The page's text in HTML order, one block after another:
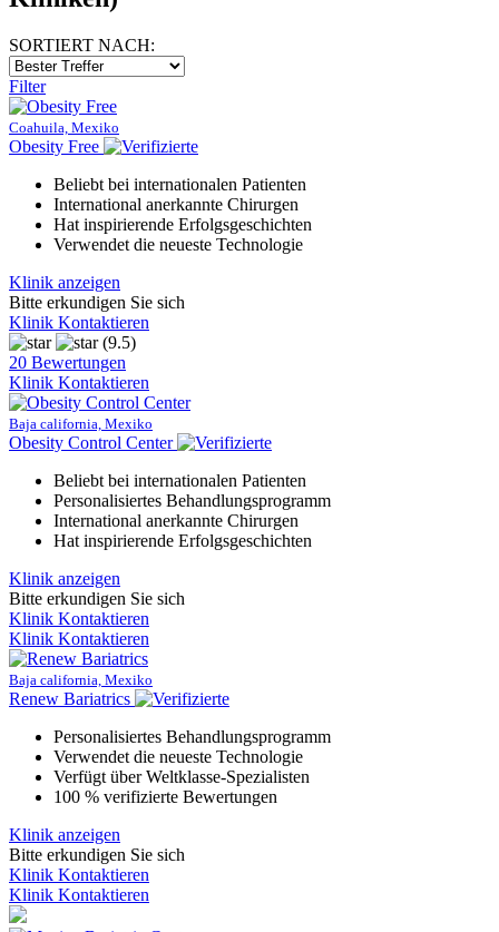
SORTIERT NACH:
Filter
Coahuila, Mexiko
Obesity Free
Beliebt bei internationalen Patienten
International anerkannte Chirurgen
Hat inspirierende Erfolgsgeschichten
Verwendet die neueste Technologie
Klinik anzeigen
Bitte erkundigen Sie sich
Klinik Kontaktieren
(9.5)
20 Bewertungen
Klinik Kontaktieren
Baja california, Mexiko
Obesity Control Center
Beliebt bei internationalen Patienten
Personalisiertes Behandlungsprogramm
International anerkannte Chirurgen
Hat inspirierende Erfolgsgeschichten
Klinik anzeigen
Bitte erkundigen Sie sich
Klinik Kontaktieren
Klinik Kontaktieren
Baja california, Mexiko
Renew Bariatrics
Personalisiertes Behandlungsprogramm
Verwendet die neueste Technologie
Verfügt über Weltklasse-Spezialisten
100 % verifizierte Bewertungen
Klinik anzeigen
Bitte erkundigen Sie sich
Klinik Kontaktieren
Klinik Kontaktieren